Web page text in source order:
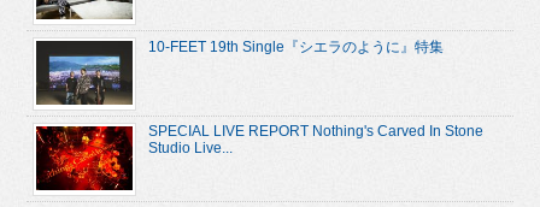
10-FEET 19th Single『シエラのように』特集
SPECIAL LIVE REPORT Nothing's Carved In Stone
Studio Live...